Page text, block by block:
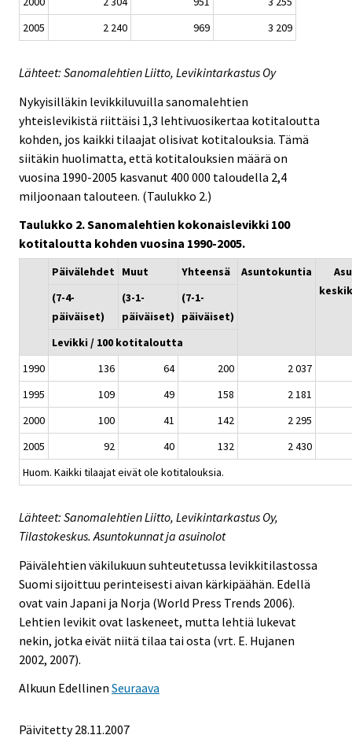
2005
2 240 969 3 209
Lähteet: Sanomalehtien Liitto, Levikintarkastus Oy
Nykyisilläkin levikkiluvuilla sanomalehtien
yhteislevikistä riittäisi 1,3 lehtivuosikertaa kotitaloutta
kohden, jos kaikki tilaajat olisivat kotitalouksia. Tämä
siitäkin huolimatta, että kotitalouksien määrä on
vuosina 1990-2005 kasvanut 400 000 taloudella 2,4
miljoonaan talouteen. (Taulukko 2.)
Taulukko 2. Sanomalehtien kokonaislevikki 100
kotitaloutta kohden vuosina 1990-2005.
Päivälehdet Muut Yhteensä Asuntokuntia
(7-4-
päiväiset)
(3-1-
päiväiset)
(7-1-
päiväiset)
Levikki / 100 kotitaloutta
1990
136 64 200
2 037
1995
109 49 158
2 181
2000
100 41 142
2 295
2005
92 40 132
2 430
Huom. Kaikki tilaajat eivät ole kotitalouksia.
Lähteet: Sanomalehtien Liitto, Levikintarkastus Oy,
Tilastokeskus. Asuntokunnat ja asuinolot
Päivälehtien väkilukuun suhteutetussa levikkitilastossa
Suomi sijoittuu perinteisesti aivan kärkipäähän. Edellä
ovat vain Japani ja Norja (World Press Trends 2006).
Lehtien levikit ovat laskeneet, mutta lehtiä lukevat
nekin, jotka eivät niitä tilaa tai osta (vrt. E. Hujanen
2002, 2007).
Alkuun Edellinen Seuraava
Päivitetty28.11.2007